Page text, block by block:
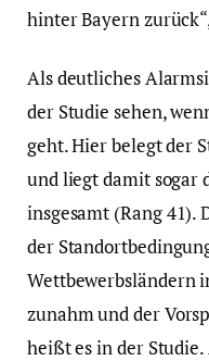
hinter Bayern
Als deutliches
der Studie sehen,
geht. Hier belegt der
und liegt damit sogar
insgesamt (Rang 41).
der
Wettbewerbsländern
zunahm und der
heißt es in der